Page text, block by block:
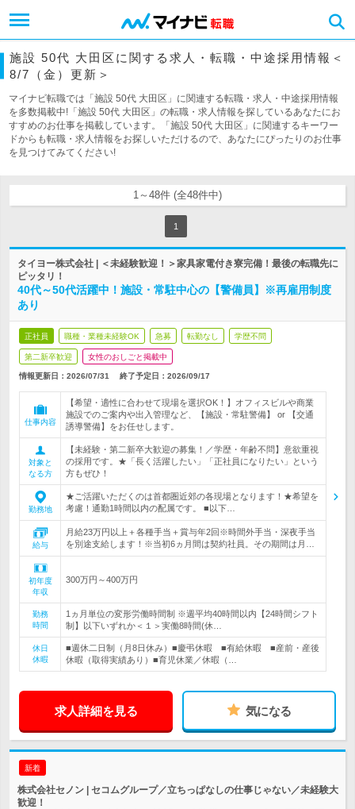
施設 50代 大田区に関する求人・転職・中途採用情報＜
8/7（金）更新＞
マイナビ転職では「施設 50代 大田区」に関連する転職・求人・中途採用情報
を多数掲載中!「施設 50代 大田区」の転職・求人情報を探しているあなたにお
すすめのお仕事を掲載しています。「施設 50代 大田区」に関連するキーワー
ドからも転職・求人情報をお探しいただけるので、あなたにぴったりのお仕事
を見つけてみてください!
1～48件 (全48件中)
1
タイヨー株式会社 | ＜未経験歓迎！＞家具家電付き寮完備！最後の転職先に
ピッタリ！
40代～50代活躍中！施設・常駐中心の【警備員】※再雇用制度
あり
正社員 職種・業種未経験OK 急募 転勤なし 学歴不問
第二新卒歓迎 女性のおしごと掲載中
情報更新日：2026/07/31 終了予定日： 2026/09/17
仕事内容
【希望・適性に合わせて現場を選択OK！】オフィスビルや商業
施設でのご案内や出入管理など、【施設・常駐警備】 or 【交通
誘導警備】をお任せします。
対象と
なる方
【未経験・第二新卒大歓迎の募集！／学歴・年齢不問】意欲重視
の採用です。★「長く活躍したい」「正社員になりたい」という
方もぜひ！
勤務地
★ご活躍いただくのは首都圏近郊の各現場となります！★希望を
考慮！通勤1時間以内の配属です。 ■以下…
給与
月給23万円以上＋各種手当＋賞与年2回※時間外手当・深夜手当
を別途支給します！※当初6ヵ月間は契約社員。その期間は月…
初年度
年収
300万円～400万円
勤務
時間
1ヵ月単位の変形労働時間制 ※週平均40時間以内【24時間シフト
制】以下いずれか＜１＞実働8時間(休…
休日
休暇
■週休二日制（月8日休み）■慶弔休暇 ■有給休暇 ■産前・産後
休暇（取得実績あり）■育児休業／休暇（…
求人詳細を見る 気になる
新着
株式会社セノン | セコムグループ／立ちっぱなしの仕事じゃない／未経験大
歓迎！